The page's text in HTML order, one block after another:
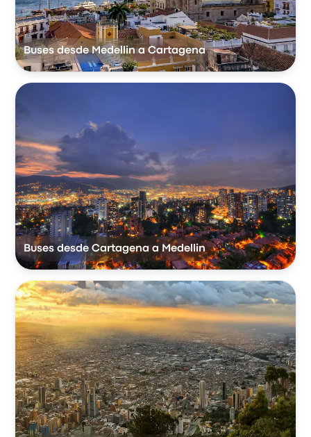
Buses desde Medellin a Cartagena
Buses desde Cartagena a Medellin